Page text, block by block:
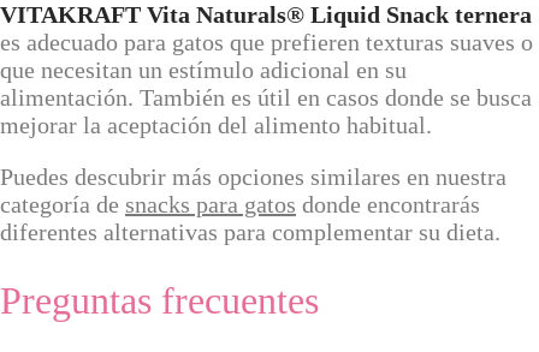
VITAKRAFT Vita Naturals® Liquid Snack ternera
es adecuado para gatos que prefieren texturas suaves o
que necesitan un estímulo adicional en su
alimentación. También es útil en casos donde se busca
mejorar la aceptación del alimento habitual.
Puedes descubrir más opciones similares en nuestra
categoría de snacks para gatos donde encontrarás
diferentes alternativas para complementar su dieta.
Preguntas frecuentes